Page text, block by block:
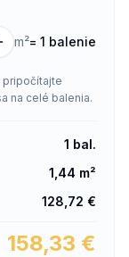
m²= 1 balenie
pripočítajte
na celé balenia.
1 bal.
1,44 m²
128,72 €
158,33 €